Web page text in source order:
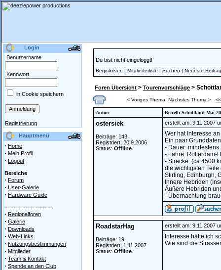
Login
Benutzername
Kennwort
in Cookie speichern
Registrierung
Hauptmenü
· Home
· Mein Profil
· Logout
Bereiche
· Forum
· User-Galerie
· Hardware Guide
================
· Regionalforen
· Galerie
· Downloads
· Web-Links
· Nutzungsbestimmungen
· Mitglieder
· Team & Kontakt
· Spende an den Club
Du bist nicht eingeloggt!
Registrieren | Mitgliederliste | Suchen | Neueste
Foren Übersicht > Tourenvorschläge >
< Voriges Thema Nächstes Thema > <<
Autor: Betreff: Schottland Mai
ostersiek
Beiträge: 143
Registriert: 20.9.2006
Status: Offline
erstellt am: 9.11.2007
Wer hat Interesse
Ein paar
- Dauer:
- Fähre: Rotterdam-
- Strecke: (ca 4500
die wichtigsten
Stirling, Edinburgh,
Innere Hebriden
Äußere Hebriden
- Übernachtung
RoadstarHag
Beiträge: 19
Registriert: 1.11.2007
Status: Offline
erstellt am: 9.11.2007
Interesse hätte ich
Wie sind die